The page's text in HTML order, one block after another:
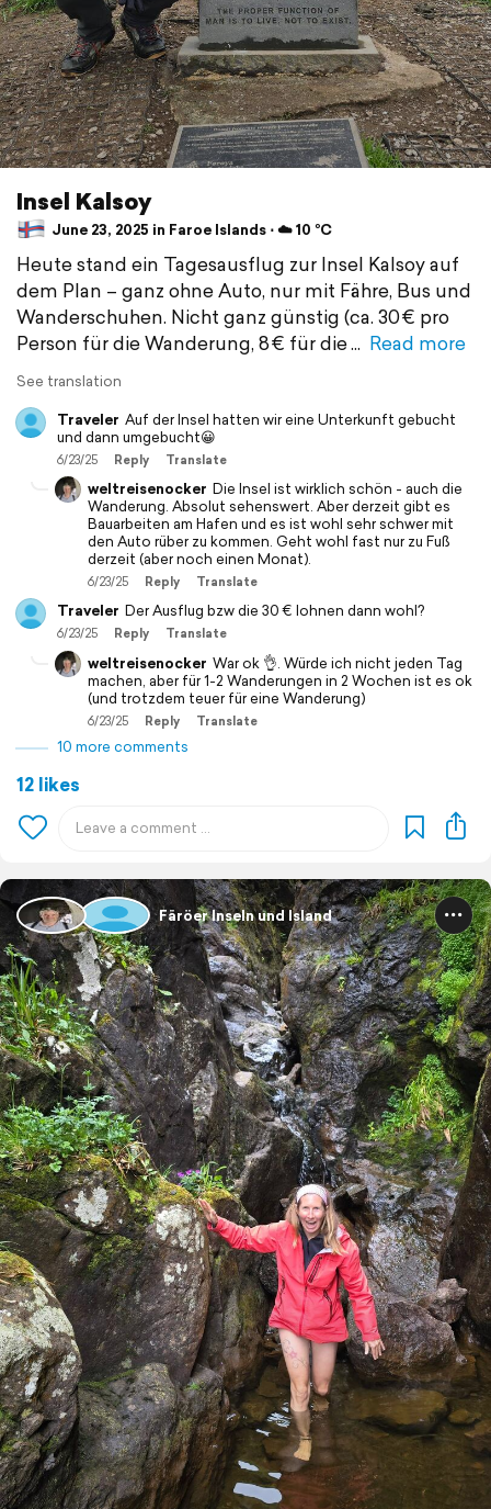
Insel Kalsoy
June 23, 2025 in Faroe Islands ⋅ ☁️ 10 °C
Heute stand ein Tagesausflug zur Insel Kalsoy auf
dem Plan – ganz ohne Auto, nur mit Fähre, Bus und
Wanderschuhen. Nicht ganz günstig (ca. 30 € pro
Person für die Wanderung, 8 € für die
Read more
See translation
Traveler Auf der Insel hatten wir eine Unterkunft gebucht
und dann umgebucht😀
6/23/25 Reply Translate
weltreisenocker Die Insel ist wirklich schön - auch die
Wanderung. Absolut sehenswert. Aber derzeit gibt es
Bauarbeiten am Hafen und es ist wohl sehr schwer mit
den Auto rüber zu kommen. Geht wohl fast nur zu Fuß
derzeit (aber noch einen Monat).
6/23/25 Reply Translate
Traveler Der Ausflug bzw die 30 € lohnen dann wohl?
6/23/25 Reply Translate
weltreisenocker War ok 👌. Würde ich nicht jeden Tag
machen, aber für 1-2 Wanderungen in 2 Wochen ist es ok
(und trotzdem teuer für eine Wanderung)
6/23/25 Reply Translate
10 more comments
12 likes
Färöer Inseln und Island